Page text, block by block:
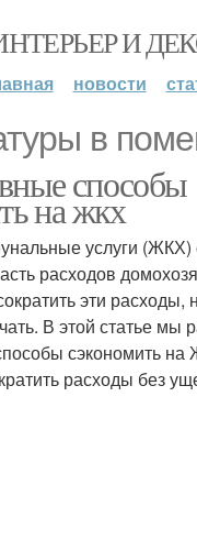
И
новости
в
способы
на жкх
услуги (ЖКХ)
расходов
эти расходы,
В этой статье мы
сэкономить на
расходы без